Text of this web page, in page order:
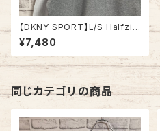
【DKNY SPORT】L/S Halfzip
Sweat L相当 00s ハーフジッ
プ スウェット トレーナー 胸ロゴ
刺繍ロゴ 切替 アメリカ USA 古
着
¥7,480
同じカテゴリの商品